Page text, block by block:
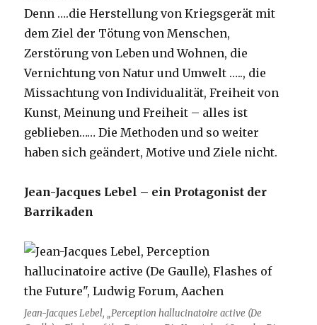
Denn ….die Herstellung von Kriegsgerät mit
dem Ziel der Tötung von Menschen,
Zerstörung von Leben und Wohnen, die
Vernichtung von Natur und Umwelt ….., die
Missachtung von Individualität, Freiheit von
Kunst, Meinung und Freiheit – alles ist
geblieben…… Die Methoden und so weiter
haben sich geändert, Motive und Ziele nicht.
Jean-Jacques Lebel – ein Protagonist der
Barrikaden
Jean-Jacques Lebel, „Perception hallucinatoire active (De